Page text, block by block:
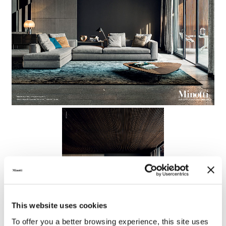
This website uses cookies
To offer you a better browsing experience, this site uses